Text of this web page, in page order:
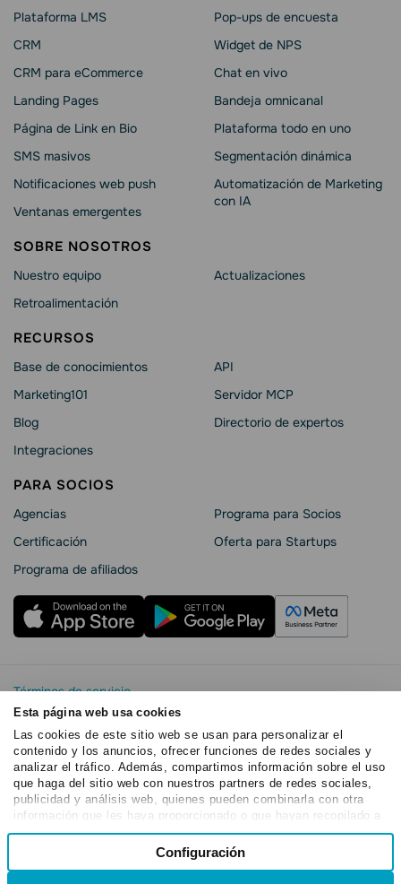
Esta página web usa cookies
Las cookies de este sitio web se usan para personalizar el
contenido y los anuncios, ofrecer funciones de redes sociales y
analizar el tráfico. Además, compartimos información sobre el uso
que haga del sitio web con nuestros partners de redes sociales,
publicidad y análisis web, quienes pueden combinarla con otra
información que les haya proporcionado o que hayan recopilado a
partir del uso que haya hecho de sus servicios.
Selección
consentimiento
Configuración
Plataforma LMS
CRM
CRM para eCommerce
Landing Pages
Página de Link en Bio
SMS masivos
Notificaciones web push
Ventanas emergentes
Pop-ups de encuesta
Widget de NPS
Chat en vivo
Bandeja omnicanal
Plataforma todo en uno
Segmentación dinámica
Automatización de Marketing
con IA
SOBRE NOSOTROS
Nuestro equipo
Retroalimentación
Actualizaciones
RECURSOS
Base de conocimientos
Marketing101
Blog
Integraciones
API
Servidor MCP
Directorio de expertos
PARA SOCIOS
Agencias
Certificación
Programa de afiliados
Programa para Socios
Oferta para Startups
Términos de servicio
Política de privacidad
SendPulse Seguridad La
Declaración de cookies
Copyright © 2015 - 2026. SendPulse.Todos los derechos
reservados